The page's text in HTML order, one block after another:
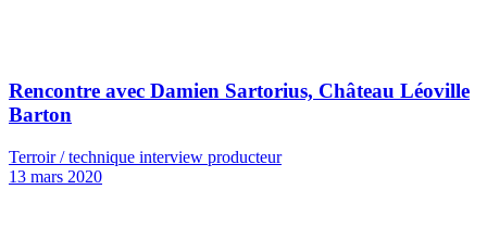
Rencontre avec Damien Sartorius, Château Léoville
Barton
Terroir / technique interview producteur
13 mars 2020